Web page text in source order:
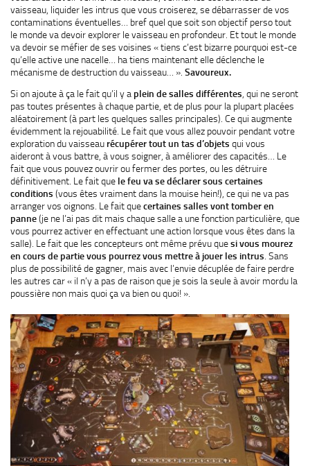
vaisseau, liquider les intrus que vous croiserez, se débarrasser de vos
contaminations éventuelles… bref quel que soit son objectif perso tout
le monde va devoir explorer le vaisseau en profondeur. Et tout le monde
va devoir se méfier de ses voisines « tiens c’est bizarre pourquoi est-ce
qu’elle active une nacelle… ha tiens maintenant elle déclenche le
mécanisme de destruction du vaisseau… ». Savoureux.
Si on ajoute à ça le fait qu’il y a plein de salles différentes, qui ne seront
pas toutes présentes à chaque partie, et de plus pour la plupart placées
aléatoirement (à part les quelques salles principales). Ce qui augmente
évidemment la rejouabilité. Le fait que vous allez pouvoir pendant votre
exploration du vaisseau récupérer tout un tas d’objets qui vous
aideront à vous battre, à vous soigner, à améliorer des capacités… Le
fait que vous pouvez ouvrir ou fermer des portes, ou les détruire
définitivement. Le fait que le feu va se déclarer sous certaines
conditions (vous êtes vraiment dans la mouise hein!), ce qui ne va pas
arranger vos oignons. Le fait quecertaines salles vont tomber en
panne(je ne l’ai pas dit mais chaque salle a une fonction particulière, que
vous pourrez activer en effectuant une action lorsque vous êtes dans la
salle). Le fait que les concepteurs ont même prévu quesi vous mourez
en cours de partie vous pourrez vous mettre à jouer les intrus. Sans
plus de possibilité de gagner, mais avec l’envie décuplée de faire perdre
les autres car « il n’y a pas de raison que je sois la seule à avoir mordu la
poussière non mais quoi ça va bien ou quoi! ».